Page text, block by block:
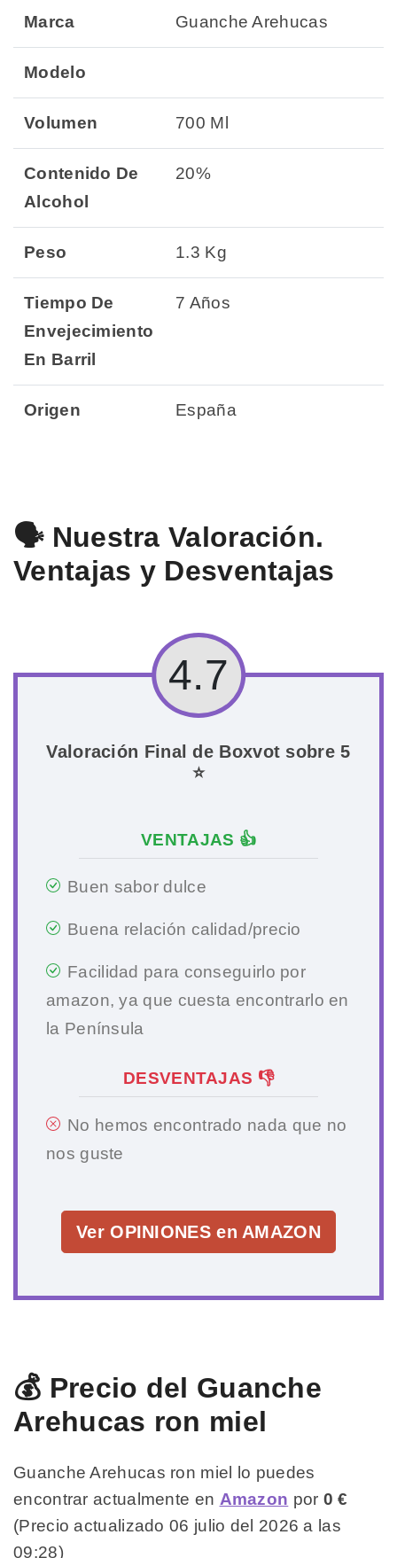
Marca Guanche Arehucas
Modelo
Volumen 700 Ml
Contenido De
Alcohol
20%
Peso 1.3 Kg
Tiempo De
Envejecimiento
En Barril
7 Años
Origen España
🗣️ Nuestra Valoración.
Ventajas y Desventajas
4.7
Valoración Final de Boxvot sobre 5
⭐
VENTAJAS 👍
Buen sabor dulce
Buena relación calidad/precio
Facilidad para conseguirlo por
amazon, ya que cuesta encontrarlo en
la Península
DESVENTAJAS 👎
No hemos encontrado nada que no
nos guste
Ver OPINIONES en AMAZON
💰 Precio del Guanche
Arehucas ron miel
Guanche Arehucas ron miel lo puedes
encontrar actualmente en Amazon por 0 €
(Precio actualizado 06 julio del 2026 a las
09:28)